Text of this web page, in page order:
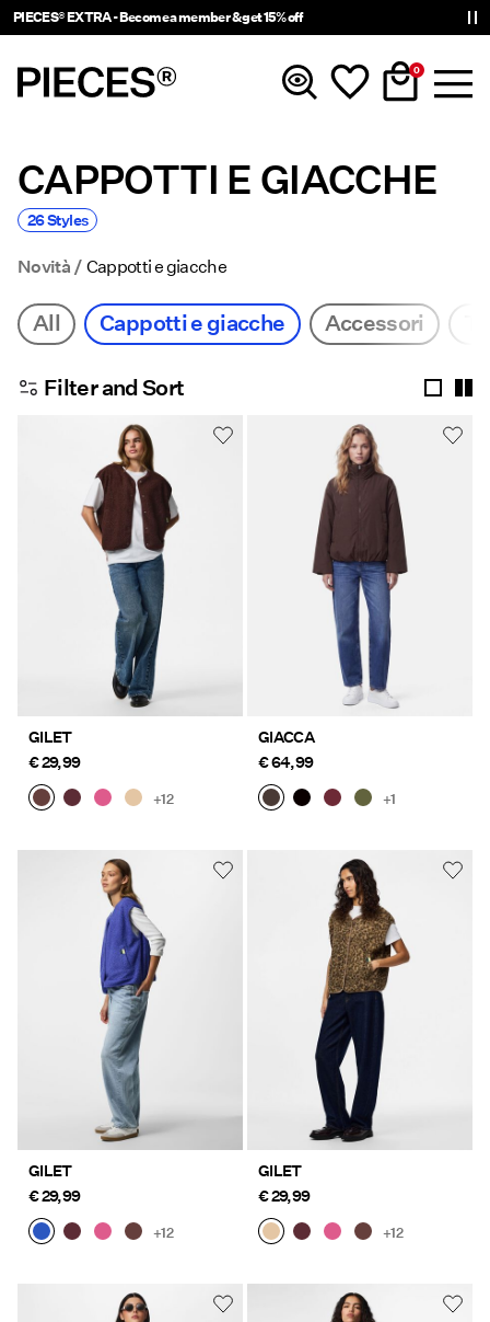
PIECES® EXTRA - Become a member & get 15% off
0
Novità
Abbigliamento
Accessori
Di tendenza
Shop The Look
Offerte
PIECES® EXTRA
Any
questions?
About
Us
CAPPOTTI E GIACCHE
26 Styles
Novità Cappotti e giacche
All Cappotti e giacche Accessori
Filter and Sort
GILET
€ 29,99
+12
GIACCA
€ 64,99
+1
GILET
€ 29,99
+12
GILET
€ 29,99
+12